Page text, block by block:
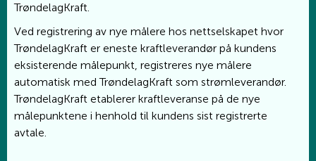
TrøndelagKraft.
Ved registrering av nye målere hos nettselskapet hvor
TrøndelagKraft er eneste kraftleverandør på kundens
eksisterende målepunkt, registreres nye målere
automatisk med TrøndelagKraft som strømleverandør.
TrøndelagKraft etablerer kraftleveranse på de nye
målepunktene i henhold til kundens sist registrerte
avtale.